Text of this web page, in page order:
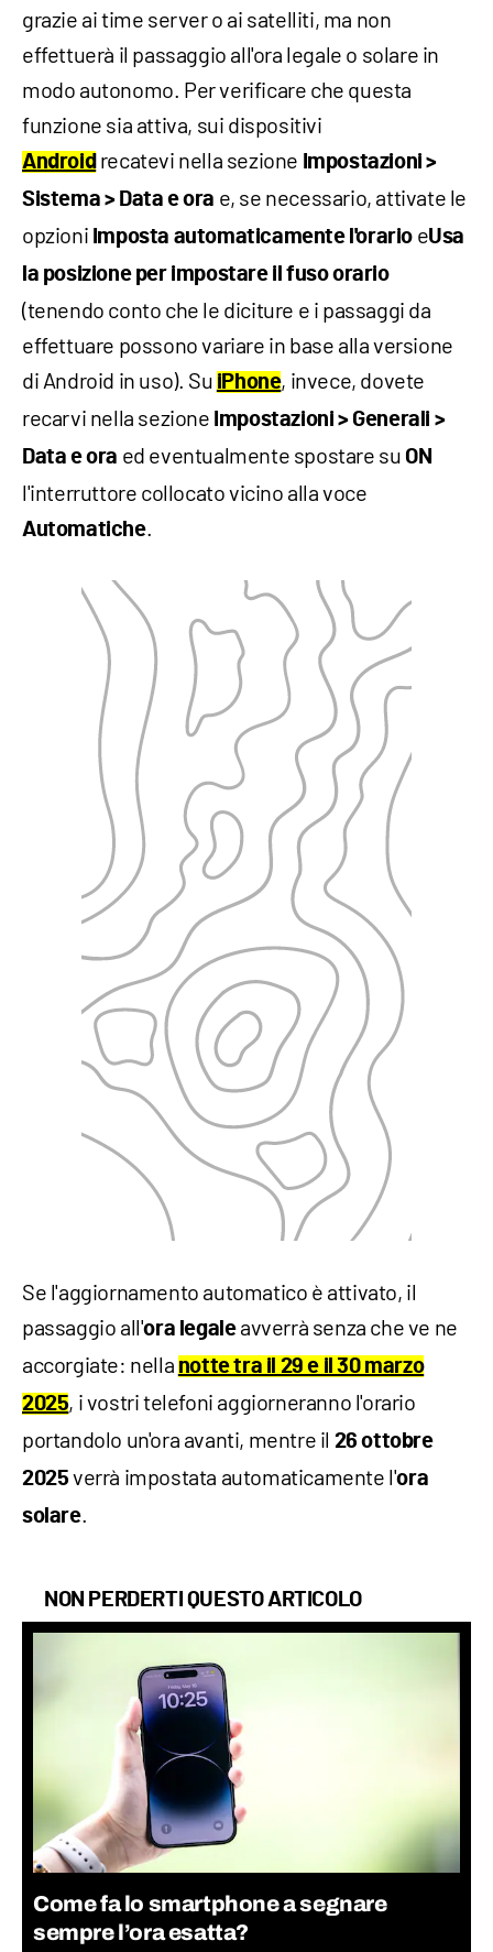
grazie ai time server o ai satelliti, ma non
effettuerà il passaggio all'ora legale o solare in
modo autonomo. Per verificare che questa
funzione sia attiva, sui dispositivi
Androidrecatevi nella sezione Impostazioni >
Sistema > Data e ora e, se necessario, attivate le
opzioni Imposta automaticamente l'orario eUsa
la posizione per impostare il fuso orario
(tenendo conto che le diciture e i passaggi da
effettuare possono variare in base alla versione
di Android in uso). Su iPhone, invece, dovete
recarvi nella sezione Impostazioni > Generali >
Data e ora ed eventualmente spostare su ON
l'interruttore collocato vicino alla voce
Automatiche.
Se l'aggiornamento automatico è attivato, il
passaggio all'ora legaleavverrà senza che ve ne
accorgiate: nella notte tra il 29 e il 30 marzo
2025, i vostri telefoni aggiorneranno l'orario
portandolo un'ora avanti, mentre il 26 ottobre
2025verrà impostata automaticamente l'ora
solare.
NON PERDERTI QUESTO ARTICOLO
Come fa lo smartphone a segnare
sempre l’ora esatta?